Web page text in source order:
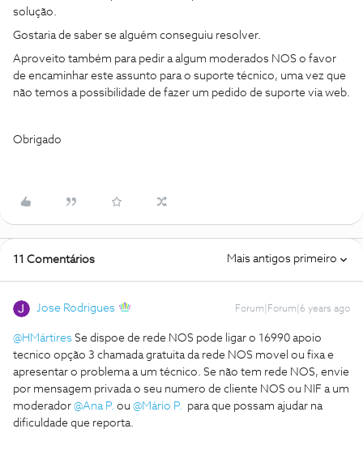
solução.
Gostaria de saber se alguém conseguiu resolver.
Aproveito também para pedir a algum moderados NOS o favor
de encaminhar este assunto para o suporte técnico, uma vez que
não temos a possibilidade de fazer um pedido de suporte via web.
Obrigado
11 Comentários Mais antigos primeiro
Jose Rodrigues Forum|Forum|6 years ago
@HMártires Se dispoe de rede NOS pode ligar o 16990 apoio
tecnico opção 3 chamada gratuita da rede NOS movel ou fixa e
apresentar o problema a um técnico. Se não tem rede NOS, envie
por mensagem privada o seu numero de cliente NOS ou NIF a um
moderador @Ana P. ou @Mário P. para que possam ajudar na
dificuldade que reporta.